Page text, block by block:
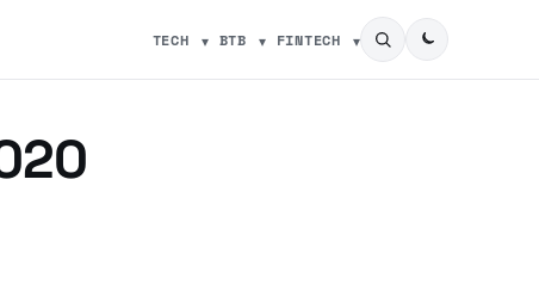
TECH BTB FINTECH